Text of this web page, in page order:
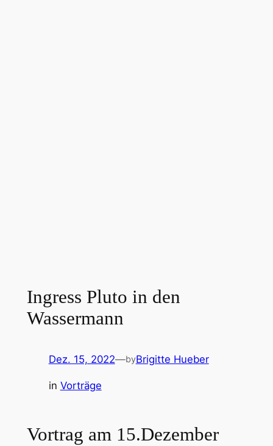
Ingress Pluto in den
Wassermann
Dez. 15, 2022—byBrigitte Hueber
in Vorträge
Vortrag am 15.Dezember